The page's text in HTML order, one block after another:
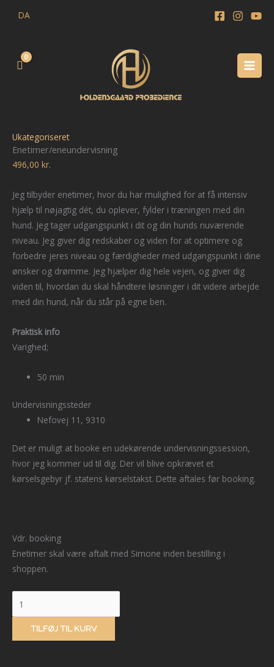
DA
Ukategoriseret
Enetimer/eneundervisning
496,00 kr.
Jeg tilbyder enetimer, hvor du har mulighed for at få intensiv
hjælp til nøjagtig dét, du oplever, fylder i træningen med din
hund. Jeg tager udgangspunkt i dit og din hunds nuværende
niveau. Jeg giver dig redskaber og viden for at optimere og
forbedre jeres niveau og færdigheder med udgangspunkt i dine
ønsker og drømme. Jeg hjælper dig hele vejen, og giver dig
viden til, hvordan du skal håndtere løsninger i dit videre arbejde
med din hund, når du står på egne ben.
Praktisk info
Varighed;
50 min
Undervisningssteder
Nefovej 11, 9310
Det er muligt at booke en udekørende undervisningssession,
hvor jeg kommer ud til dig. Der vil blive opkrævet et
kørselsgebyr jf. statens kørselstakst. Dette aftales før booking.
Vdr. booking
Enetimer skal være aftalt med Simone inden bestilling i
shoppen.
antal
TILFØJ TIL KURV